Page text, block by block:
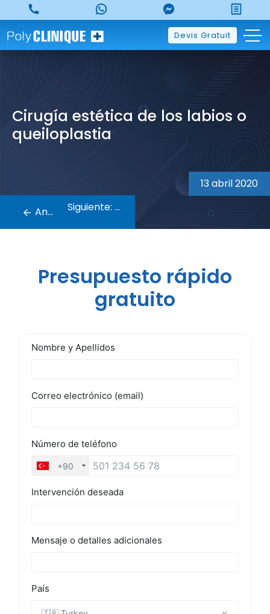
to
content
Devis Gratuit
Cirugía estética de los labios o
queiloplastia
13 abril 2020
de
entradas
Anterior: Siguiente:
Presupuesto rápido
gratuito